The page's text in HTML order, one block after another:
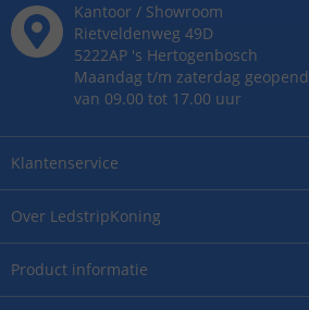
Over LedstripKoning
Product informatie
Klantenservice
Kantoor / Showroom
Rietveldenweg 49D
5222AP 's Hertogenbosch
Maandag t/m zaterdag geopend
van 09.00 tot 17.00 uur